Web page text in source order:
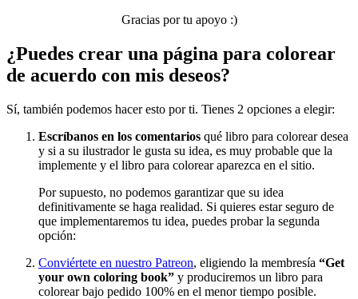
Gracias por tu apoyo :)
¿Puedes crear una página para colorear
de acuerdo con mis deseos?
Sí, también podemos hacer esto por ti. Tienes 2 opciones a elegir:
Escríbanos en los comentarios qué libro para colorear desea
y si a su ilustrador le gusta su idea, es muy probable que la
implemente y el libro para colorear aparezca en el sitio.
Por supuesto, no podemos garantizar que su idea
definitivamente se haga realidad. Si quieres estar seguro de
que implementaremos tu idea, puedes probar la segunda
opción:
Conviértete en nuestro Patreon, eligiendo la membresía “Get
your own coloring book” y produciremos un libro para
colorear bajo pedido 100% en el menor tiempo posible.